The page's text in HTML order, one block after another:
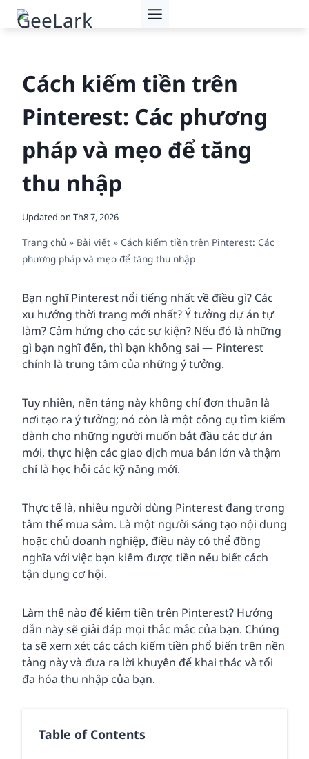
Skip
Cách kiếm tiền trên
Pinterest: Các phương
pháp và mẹo để tăng
thu nhập
Updated on Th8 7, 2026
Trang chủ » Bài viết » Cách kiếm tiền trên Pinterest: Các
phương pháp và mẹo để tăng thu nhập
Bạn nghĩ Pinterest nổi tiếng nhất về điều gì? Các
xu hướng thời trang mới nhất? Ý tưởng dự án tự
làm? Cảm hứng cho các sự kiện? Nếu đó là những
gì bạn nghĩ đến, thì bạn không sai — Pinterest
chính là trung tâm của những ý tưởng.
Tuy nhiên, nền tảng này không chỉ đơn thuần là
nơi tạo ra ý tưởng; nó còn là một công cụ tìm kiếm
dành cho những người muốn bắt đầu các dự án
mới, thực hiện các giao dịch mua bán lớn và thậm
chí là học hỏi các kỹ năng mới.
Thực tế là, nhiều người dùng Pinterest đang trong
tâm thế mua sắm. Là một người sáng tạo nội dung
hoặc chủ doanh nghiệp, điều này có thể đồng
nghĩa với việc bạn kiếm được tiền nếu biết cách
tận dụng cơ hội.
Làm thế nào để kiếm tiền trên Pinterest? Hướng
dẫn này sẽ giải đáp mọi thắc mắc của bạn. Chúng
ta sẽ xem xét các cách kiếm tiền phổ biến trên nền
tảng này và đưa ra lời khuyên để khai thác và tối
đa hóa thu nhập của bạn.
Table of Contents